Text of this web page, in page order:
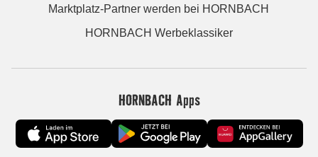
Marktplatz-Partner werden bei HORNBACH
HORNBACH Werbeklassiker
HORNBACH Apps